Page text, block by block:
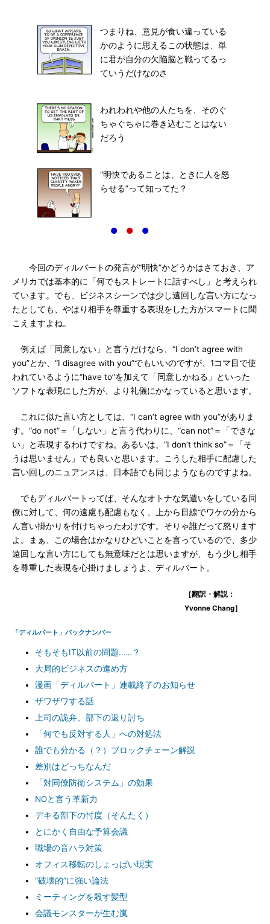
つまりね、意見が食い違っている
かのように思えるこの状態は、単
に君が自分の欠陥脳と戦ってるっ
ていうだけなのさ
われわれや他の人たちを、そのぐ
ちゃぐちゃに巻き込むことはない
だろう
“明快であることは、ときに人を怒
らせる”って知ってた？
● ● ●
今回のディルバートの発言が“明快”かどうかはさておき、ア
メリカでは基本的に「何でもストレートに話すべし」と考えられ
ています。でも、ビジネスシーンでは少し遠回しな言い方になっ
たとしても、やはり相手を尊重する表現をした方がスマートに聞
こえますよね。
例えば「同意しない」と言うだけなら、“I don’t agree with
you”とか、“I disagree with you”でもいいのですが、1コマ目で使
われているように“have to”を加えて「同意しかねる」といった
ソフトな表現にした方が、より礼儀にかなっていると思います。
これに似た言い方としては、“I can’t agree with you”がありま
す。“do not”＝「しない」と言う代わりに、“can not”＝「できな
い」と表現するわけですね。あるいは、“I don’t think so”＝「そ
うは思いません」でも良いと思います。こうした相手に配慮した
言い回しのニュアンスは、日本語でも同じようなものですよね。
でもディルバートってば、そんなオトナな気遣いをしている同
僚に対して、何の遠慮も配慮もなく、上から目線でワケの分から
ん言い掛かりを付けちゃったわけです。そりゃ誰だって怒ります
よ。まぁ、この場合はかなりひどいことを言っているので、多少
遠回しな言い方にしても無意味だとは思いますが、もう少し相手
を尊重した表現を心掛けましょうよ、ディルバート。
［翻訳・解説：
Yvonne Chang］
「ディルバート」バックナンバー
そもそもIT以前の問題……？
大局的ビジネスの進め方
漫画「ディルバート」連載終了のお知らせ
ザワザワする話
上司の詭弁、部下の返り討ち
「何でも反対する人」への対処法
誰でも分かる（？）ブロックチェーン解説
差別はどっちなんだ
「対同僚防衛システム」の効果
NOと言う革新力
デキる部下の忖度（そんたく）
とにかく自由な予算会議
職場の音ハラ対策
オフィス移転のしょっぱい現実
“破壊的”に強い論法
ミーティングを殺す髪型
会議モンスターが生む嵐